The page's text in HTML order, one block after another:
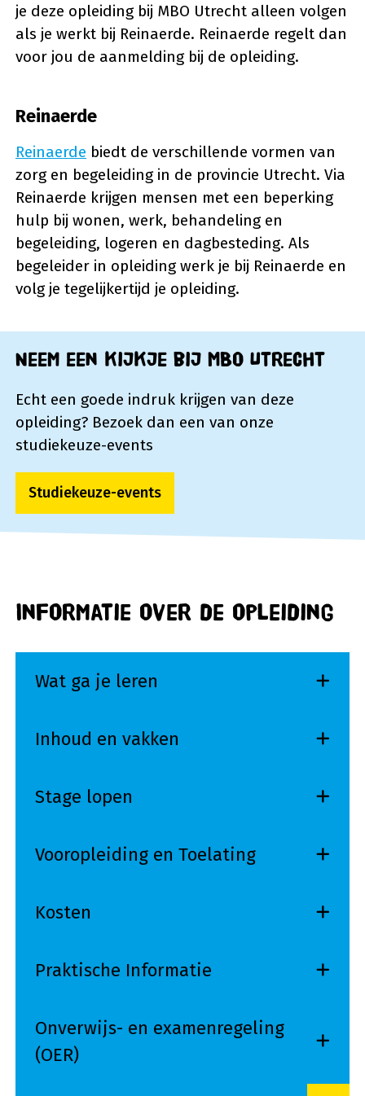
je deze opleiding bij MBO Utrecht alleen volgen
als je werkt bij Reinaerde. Reinaerde regelt dan
voor jou de aanmelding bij de opleiding.
Reinaerde
Reinaerde biedt de verschillende vormen van
zorg en begeleiding in de provincie Utrecht. Via
Reinaerde krijgen mensen met een beperking
hulp bij wonen, werk, behandeling en
begeleiding, logeren en dagbesteding. Als
begeleider in opleiding werk je bij Reinaerde en
volg je tegelijkertijd je opleiding.
Neem een kijkje bij MBO Utrecht
Echt een goede indruk krijgen van deze
opleiding? Bezoek dan een van onze
studiekeuze-events
Studiekeuze-events
Informatie over de opleiding
Wat ga je leren
Inhoud en vakken
Stage lopen
Vooropleiding en Toelating
Kosten
Praktische Informatie
Onverwijs- en examenregeling
(OER)